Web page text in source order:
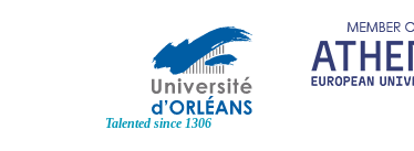
Site
Talented since 1306